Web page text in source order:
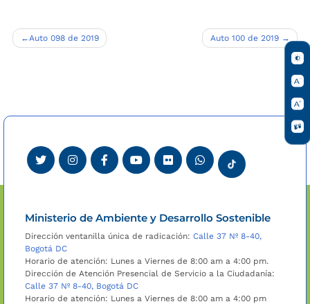
Navegación
Auto 098 de 2019 Auto 100 de 2019
Ministerio de Ambiente y Desarrollo Sostenible
Dirección ventanilla única de radicación: Calle 37 Nº 8-40,
Bogotá DC
Horario de atención: Lunes a Viernes de 8:00 am a 4:00 pm.
Dirección de Atención Presencial de Servicio a la Ciudadanía:
Calle 37 Nº 8-40, Bogotá DC
Horario de atención: Lunes a Viernes de 8:00 am a 4:00 pm